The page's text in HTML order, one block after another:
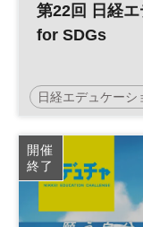
第22回 日経
for SDGs
日経エデュケーシ
経済 仕事
高校生 社会学習
企業研究 自由
開催
終了